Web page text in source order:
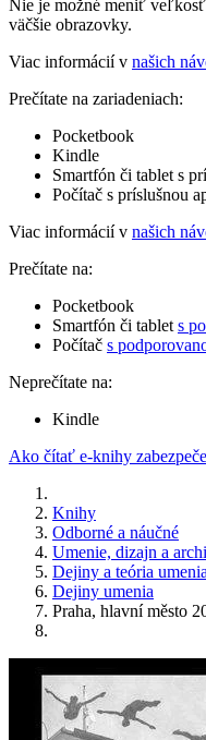
Nie je možné meniť
väčšie obrazovky.
Viac informácií v našich
Prečítate na zariadeniach:
Pocketbook
Kindle
Smartfón či tablet s
Počítač s príslušnou
Viac informácií v našich
Prečítate na:
Pocketbook
Smartfón či tablet s
Počítač s
Neprečítate na:
Kindle
Ako čítať e-knihy
Knihy
Odborné a náučné
Umenie, dizajn a
Dejiny a teória umenia
Dejiny umenia
Praha, hlavní město